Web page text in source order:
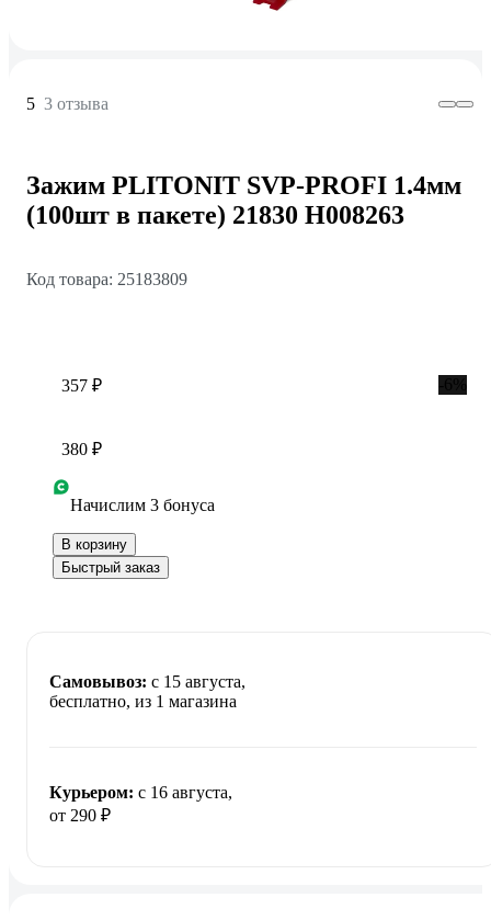
5 3 отзыва
Зажим PLITONIT SVP-PROFI 1.4мм
(100шт в пакете) 21830 Н008263
Код товара: 25183809
357 ₽
380 ₽
Начислим 3 бонуса
В корзину
Быстрый заказ
Самовывоз: c 15 августа,
бесплатно, из 1 магазина
Курьером: c 16 августа,
от 290 ₽